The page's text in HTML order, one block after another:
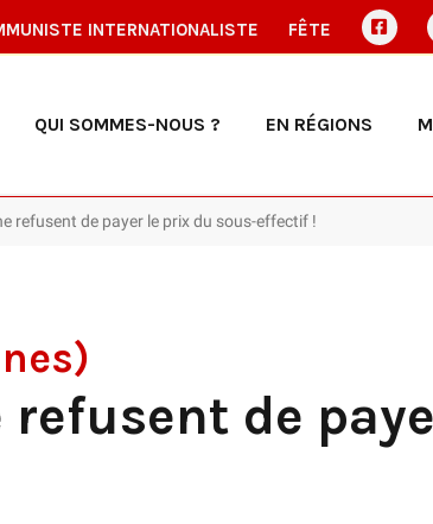
INTERNATIONALISTE FÊTE
QUI SOMMES-NOUS ? EN RÉGIONS
refusent de payer le prix du sous-effectif !
de